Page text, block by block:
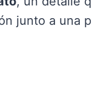
junto a una